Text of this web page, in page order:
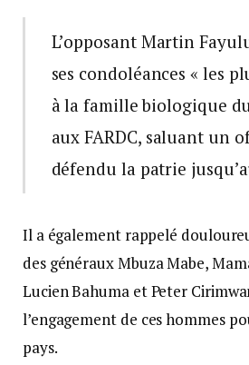
L’opposant Martin
ses condoléances « les
à la famille biologique
aux FARDC, saluant un
défendu la patrie
Il a également rappelé
des généraux Mbuza Mabe,
Lucien Bahuma et Peter
l’engagement de ces hommes
pays.